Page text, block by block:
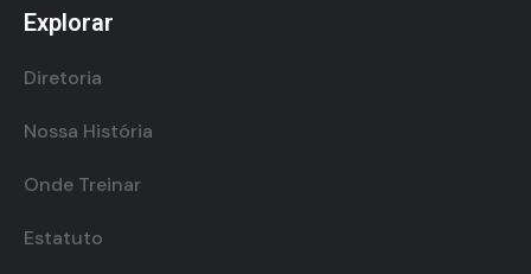
Explorar
Diretoria
Nossa História
Onde Treinar
Estatuto